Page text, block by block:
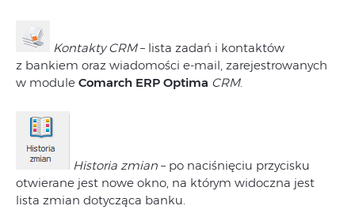
Kontakty CRM– lista zadań i kontaktów
z bankiem oraz wiadomości e-mail, zarejestrowanych
w module Comarch ERP Optima CRM.
Historia zmian – po naciśnięciu przycisku
otwierane jest nowe okno, na którym widoczna jest
lista zmian dotycząca banku.